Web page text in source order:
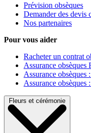
Prévision obsèques
Demander des devis
Nos partenaires
Pour vous aider
Racheter un contrat
Assurance obsèques
Assurance
Assurance obsèques
Fleurs et cérémonie